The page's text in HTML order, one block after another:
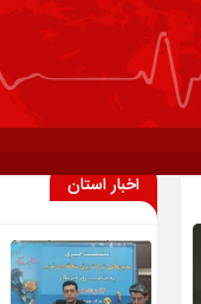
اخبار استان